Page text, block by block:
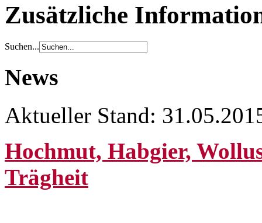
Zusätzliche
Suchen...
News
Aktueller Stand:
Hochmut, Habgier,
Trägheit